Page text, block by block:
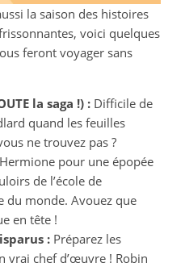
la saison des histoires
voici quelques
feront voyager sans
la saga !) : Difficile de
quand les feuilles
ne trouvez pas ?
pour une épopée
de l’école de
du monde. Avouez que
en tête !
: Préparez les
vrai chef d’œuvre ! Robin